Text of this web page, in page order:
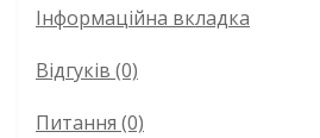
Інформаційна вкладка
Відгуків (0)
Питання (0)